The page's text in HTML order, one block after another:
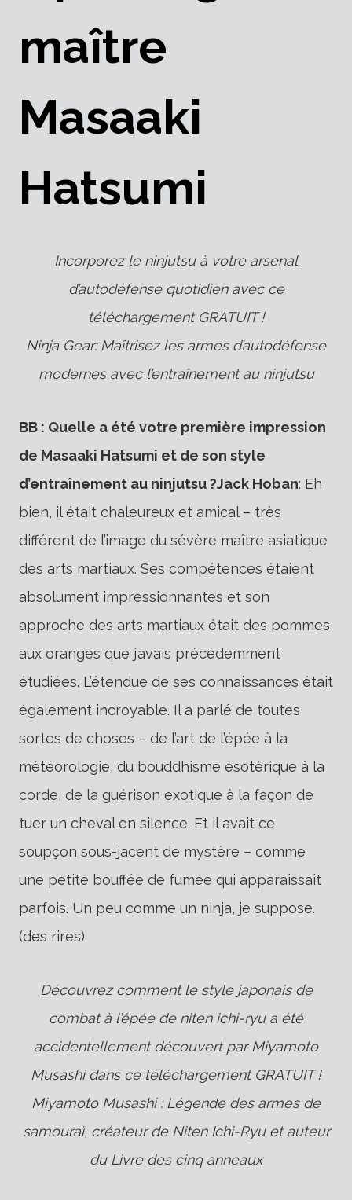
maître
Masaaki
Hatsumi
Incorporez le ninjutsu à votre arsenal
d’autodéfense quotidien avec ce
téléchargement GRATUIT !
Ninja Gear: Maîtrisez les armes d’autodéfense
modernes avec l’entraînement au ninjutsu
BB : Quelle a été votre première impression
de Masaaki Hatsumi et de son style
d’entraînement au ninjutsu ?Jack Hoban: Eh
bien, il était chaleureux et amical – très
différent de l’image du sévère maître asiatique
des arts martiaux. Ses compétences étaient
absolument impressionnantes et son
approche des arts martiaux était des pommes
aux oranges que j’avais précédemment
étudiées. L’étendue de ses connaissances était
également incroyable. Il a parlé de toutes
sortes de choses – de l’art de l’épée à la
météorologie, du bouddhisme ésotérique à la
corde, de la guérison exotique à la façon de
tuer un cheval en silence. Et il avait ce
soupçon sous-jacent de mystère – comme
une petite bouffée de fumée qui apparaissait
parfois. Un peu comme un ninja, je suppose.
(des rires)
Découvrez comment le style japonais de
combat à l’épée de niten ichi-ryu a été
accidentellement découvert par Miyamoto
Musashi dans ce téléchargement GRATUIT !
Miyamoto Musashi : Légende des armes de
samouraï, créateur de Niten Ichi-Ryu et auteur
du Livre des cinq anneaux